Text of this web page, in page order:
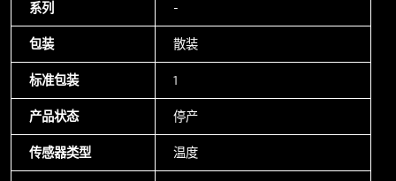
系列 -
包装 散装
标准包装 1
产品状态 停产
传感器类型 温度